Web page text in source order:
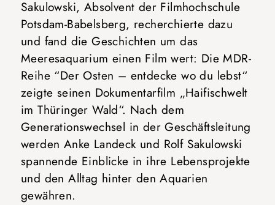
Sakulowski, Absolvent der Filmhochschule
Potsdam-Babelsberg, recherchierte dazu
und fand die Geschichten um das
Meeresaquarium einen Film wert: Die MDR-
Reihe “Der Osten – entdecke wo du lebst“
zeigte seinen Dokumentarfilm „Haifischwelt
im Thüringer Wald“. Nach dem
Generationswechsel in der Geschäftsleitung
werden Anke Landeck und Rolf Sakulowski
spannende Einblicke in ihre Lebensprojekte
und den Alltag hinter den Aquarien
gewähren.